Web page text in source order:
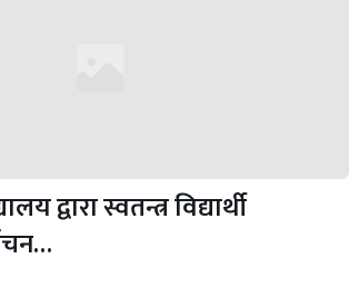
द्वारा स्वतन्त्र विद्यार्थी